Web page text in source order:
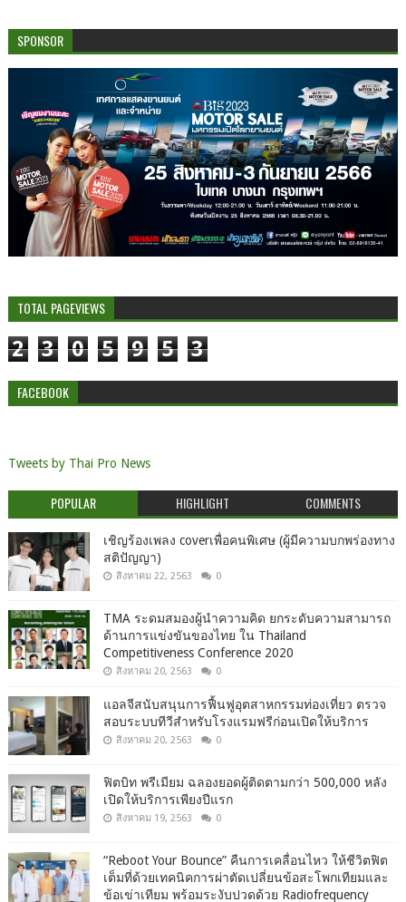
SPONSOR
TOTAL PAGEVIEWS
2 3 0 5 9 5 3
FACEBOOK
Tweets by Thai Pro News
POPULAR HIGHLIGHT COMMENTS
เชิญร้องเพลง coverเพื่อคนพิเศษ (ผู้มีความบกพร่องทาง
สติปัญญา)
สิงหาคม 22, 2563 0
TMA ระดมสมองผู้นำความคิด ยกระดับความสามารถ
ด้านการแข่งขันของไทย ใน Thailand
Competitiveness Conference 2020
สิงหาคม 20, 2563 0
แอลจีสนับสนุนการฟื้นฟูอุตสาหกรรมท่องเที่ยว ตรวจ
สอบระบบทีวีสำหรับโรงแรมฟรีก่อนเปิดให้บริการ
สิงหาคม 20, 2563 0
ฟิตบิท พรีเมียม ฉลองยอดผู้ติดตามกว่า 500,000 หลัง
เปิดให้บริการเพียงปีแรก
สิงหาคม 19, 2563 0
“Reboot Your Bounce” คืนการเคลื่อนไหว ให้ชีวิตฟิต
เต็มที่ด้วยเทคนิคการผ่าตัดเปลี่ยนข้อสะโพกเทียมและ
ข้อเข่าเทียม พร้อมระงับปวดด้วย Radiofrequency